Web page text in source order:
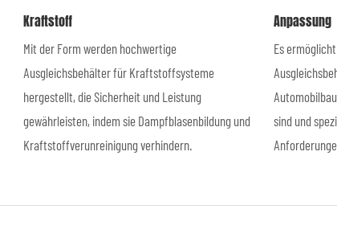
Kraftstoff
Mit der Form werden hochwertige
Ausgleichsbehälter für Kraftstoffsysteme
hergestellt, die Sicherheit und Leistung
gewährleisten, indem sie Dampfblasenbildung und
Kraftstoffverunreinigung verhindern.
Anpassung
Es
sind und